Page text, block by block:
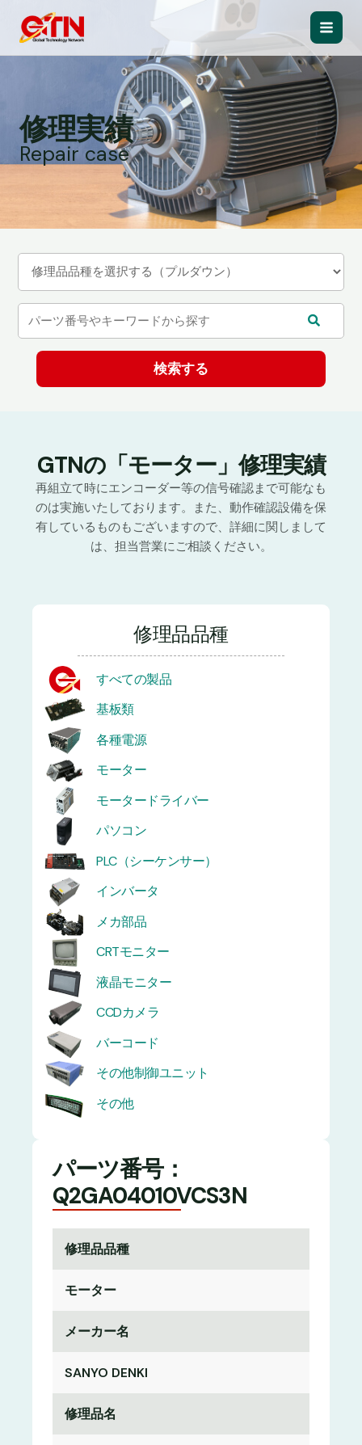
Main
修理実績
Repair case
GTNの「モーター」修理実績
再組立て時にエンコーダー等の信号確認まで可能なも
のは実施いたしております。また、動作確認設備を保
有しているものもございますので、詳細に関しまして
は、担当営業にご相談ください。
修理品品種
すべての製品
基板類
各種電源
モーター
モータードライバー
パソコン
PLC（シーケンサー）
インバータ
メカ部品
CRTモニター
液晶モニター
CCDカメラ
バーコード
その他制御ユニット
その他
パーツ番号：
Q2GA04010VCS3N
修理品品種
モーター
メーカー名
SANYO DENKI
修理品名